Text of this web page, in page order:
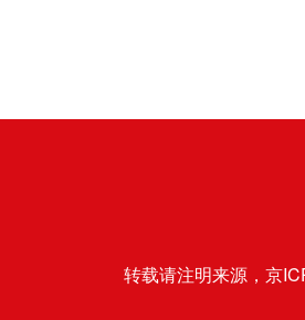
转载请注明来源， 京